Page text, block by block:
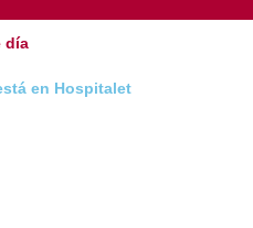
día
en Hospitalet